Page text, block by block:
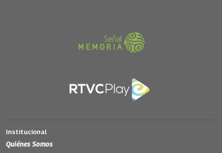
Institucional
Quiénes Somos